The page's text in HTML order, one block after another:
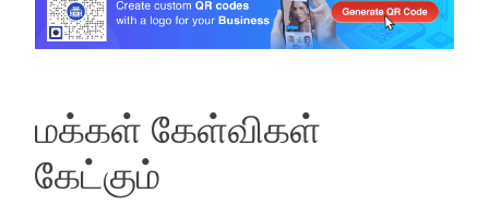
மக்கள் கேள்விகள்
கேட்கும்